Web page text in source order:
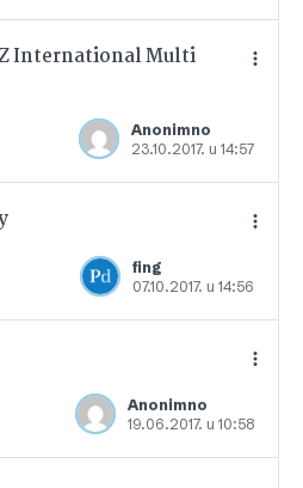
International Multi
Anonimno
23.10.2017. u 14:57
Dodajte u favorite
fing
07.10.2017. u 14:56
Dodajte u favorite
Anonimno
19.06.2017. u 10:58
Dodajte u favorite